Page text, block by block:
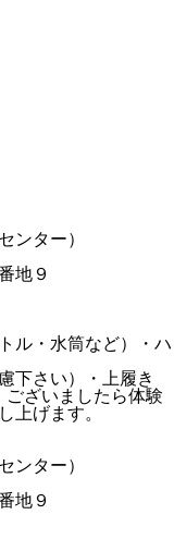
ンター）
地９
ル・水筒など）・ハ
下さい）・上履き
ざいましたら体験
上げます。
ンター）
地９